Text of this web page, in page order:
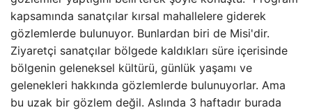
kapsamında sanatçılar kırsal mahallelere giderek
gözlemlerde bulunuyor. Bunlardan biri de Misi'dir.
Ziyaretçi sanatçılar bölgede kaldıkları süre içerisinde
bölgenin geleneksel kültürü, günlük yaşamı ve
gelenekleri hakkında gözlemlerde bulunuyorlar. Ama
bu uzak bir gözlem değil. Aslında 3 haftadır burada